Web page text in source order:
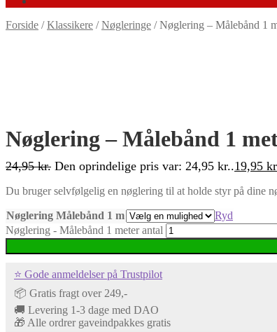
Forside /Klassikere /Nøgleringe /Nøglering – Målebånd 1
-20%
Nøglering – Målebånd 1
24,95kr. Den oprindelige pris var: 24,95 kr..19,95
Du bruger selvfølgelig en nøglering til at holde styr på dine
Nøglering Målebånd 1 m
Ryd
Nøglering - Målebånd 1 meter antal
⭐ Gode anmeldelser på Trustpilot
📦 Gratis fragt over 249,-
🚚 Levering 1-3 dage med DAO
🎁 Alle ordrer gaveindpakkes gratis